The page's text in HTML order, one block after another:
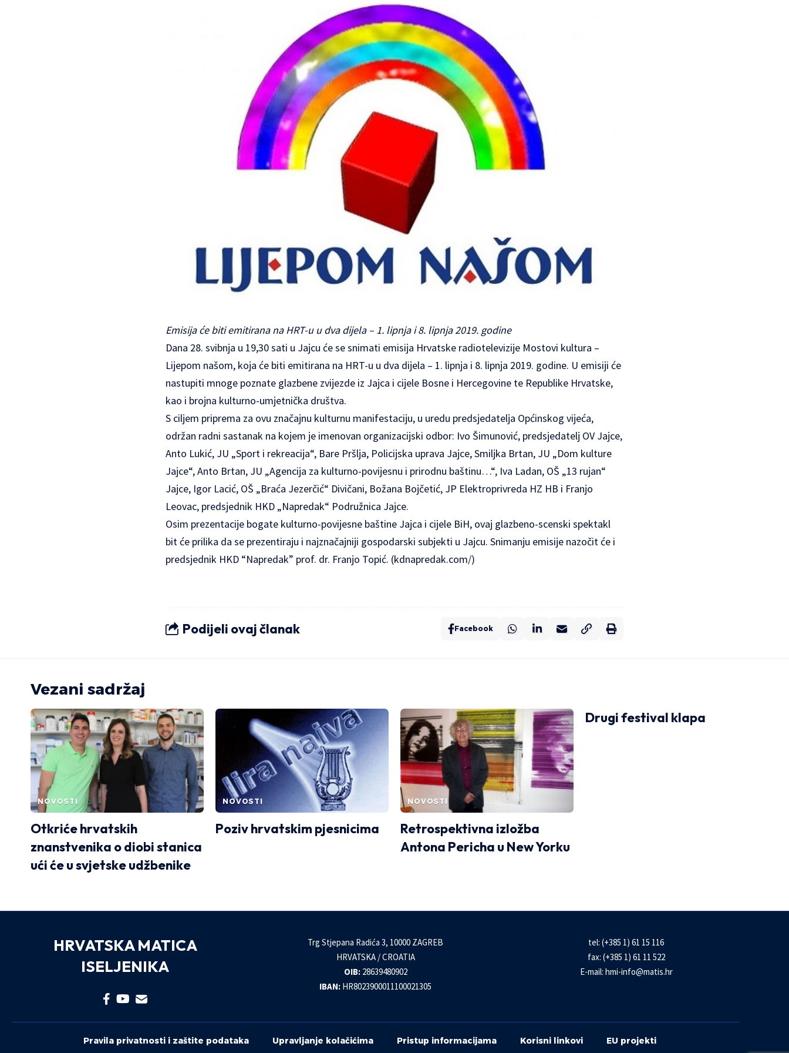
Emisija će biti emitirana na HRT-u u dva dijela – 1. lipnja i 8. lipnja 2019. godine
Dana 28. svibnja u 19,30 sati u Jajcu će se snimati emisija Hrvatske radiotelevizije Mostovi kultura –
Lijepom našom, koja će biti emitirana na HRT-u u dva dijela – 1. lipnja i 8. lipnja 2019. godine. U emisiji će
nastupiti mnoge poznate glazbene zvijezde iz Jajca i cijele Bosne i Hercegovine te Republike Hrvatske,
kao i brojna kulturno-umjetnička društva.
S ciljem priprema za ovu značajnu kulturnu manifestaciju, u uredu predsjedatelja Općinskog vijeća,
održan radni sastanak na kojem je imenovan organizacijski odbor: Ivo Šimunović, predsjedatelj OV Jajce,
Anto Lukić, JU „Sport i rekreacija“, Bare Pršlja, Policijska uprava Jajce, Smiljka Brtan, JU „Dom kulture
Jajce“, Anto Brtan, JU „Agencija za kulturno-povijesnu i prirodnu baštinu…“, Iva Ladan, OŠ „13 rujan“
Jajce, Igor Lacić, OŠ „Braća Jezerčić“ Divičani, Božana Bojčetić, JP Elektroprivreda HZ HB i Franjo
Leovac, predsjednik HKD „Napredak“ Podružnica Jajce.
Osim prezentacije bogate kulturno-povijesne baštine Jajca i cijele BiH, ovaj glazbeno-scenski spektakl
bit će prilika da se prezentiraju i najznačajniji gospodarski subjekti u Jajcu. Snimanju emisije nazočit će i
predsjednik HKD “Napredak” prof. dr. Franjo Topić. (kdnapredak.com/)
Podijeli ovaj članak Facebook
Vezani sadržaj
NOVOSTI
Otkriće hrvatskih
znanstvenika o diobi stanica
ući će u svjetske udžbenike
NOVOSTI
Poziv hrvatskim pjesnicima
NOVOSTI
Retrospektivna izložba
Antona Pericha u New Yorku
Drugi festival klapa
HRVATSKA MATICA
ISELJENIKA
Trg Stjepana Radića 3, 10000 ZAGREB
HRVATSKA / CROATIA
OIB:28639480902
IBAN: HR8023900011100021305
tel: (+385 1) 61 15 116
fax: (+385 1) 61 11 522
E-mail: hmi-info@matis.hr
Pravila privatnosti i zaštite podataka Upravljanje kolačićima Pristup informacijama Korisni linkovi EU projekti